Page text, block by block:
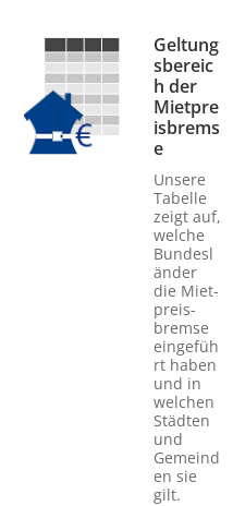
Geltung
sbereic
h der
Mietpre
isbrems
e
Unsere
Tabelle
zeigt auf,
welche
Bundesl
änder
die Miet­
preis­
bremse
eingefüh
rt haben
und in
welchen
Städten
und
Gemeind
en sie
gilt.